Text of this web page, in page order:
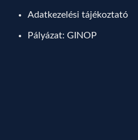
Adatkezelési tájékoztató
Pályázat: GINOP